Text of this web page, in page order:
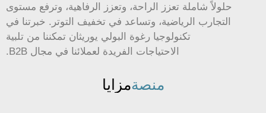
حلولاً شاملة تعزز الراحة، وتعزز الرفاهية، وترفع مستوى
التجارب الرياضية، وتساعد في تخفيف التوتر. خبرتنا في
تكنولوجيا رغوة البولي يوريثان تمكننا من تلبية
الاحتياجات الفريدة لعملائنا في مجال B2B.
منصةمزايا